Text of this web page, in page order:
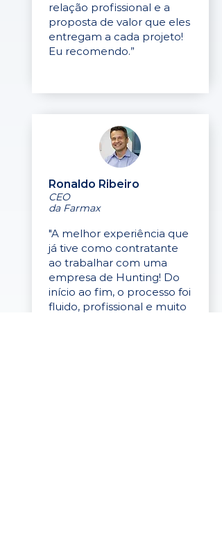
relação profissional e a
proposta de valor que eles
entregam a cada projeto!
Eu recomendo.”
Ronaldo Ribeiro
CEO
da Farmax
"A melhor experiência que
já tive como contratante
ao trabalhar com uma
empresa de Hunting! Do
início ao fim, o processo foi
fluido, profissional e muito